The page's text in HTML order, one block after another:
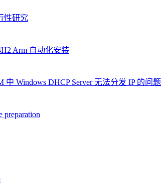
性研究
Arm 自动化安装
Windows DHCP Server 无法分发 IP 的问题
preparation